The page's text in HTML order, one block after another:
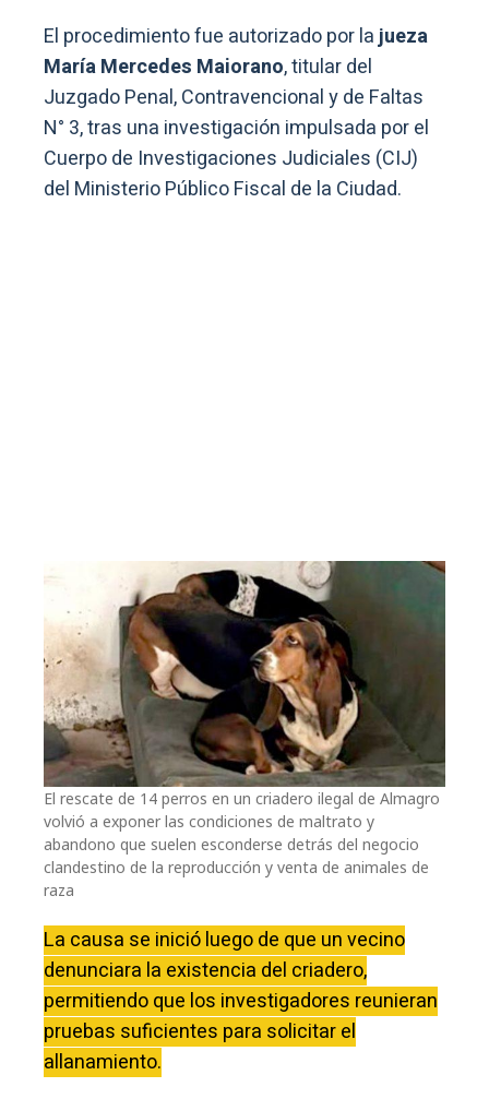
El procedimiento fue autorizado por lajueza
María Mercedes Maiorano, titular del
Juzgado Penal, Contravencional y de Faltas
N° 3, tras una investigación impulsada por el
Cuerpo de Investigaciones Judiciales (CIJ)
del Ministerio Público Fiscal de la Ciudad.
El rescate de 14 perros en un criadero ilegal de Almagro
volvió a exponer las condiciones de maltrato y
abandono que suelen esconderse detrás del negocio
clandestino de la reproducción y venta de animales de
raza
La causa se inició luego de que un vecino
denunciara la existencia del criadero,
permitiendo que los investigadores reunieran
pruebas suficientes para solicitar el
allanamiento.